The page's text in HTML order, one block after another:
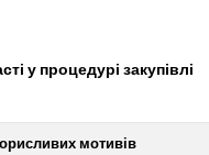
у процедурі закупівлі
мотивів